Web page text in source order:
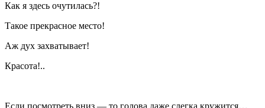
Как я здесь очутилась?!
Такое прекрасное место!
Аж дух захватывает!
Красота!..